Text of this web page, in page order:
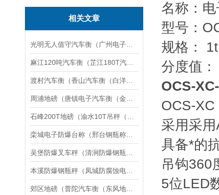
相关文章
名称：
型号：
规格：
分度值
OCS-
OCS-XC
采用采
具备*的
吊钩360
5位LED